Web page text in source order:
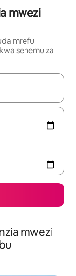
mwezi
mrefu
sehemu za
kutumia vitufe vya
mwezi